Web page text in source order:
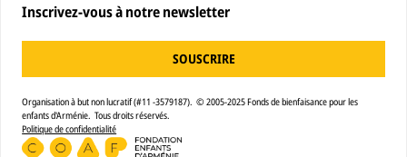
Inscrivez-vous à notre newsletter
SOUSCRIRE
Organisation à but non lucratif (#11 -3579187). © 2005-2025 Fonds de bienfaisance pour les
enfants d'Arménie. Tous droits réservés.
Politique de confidentialité